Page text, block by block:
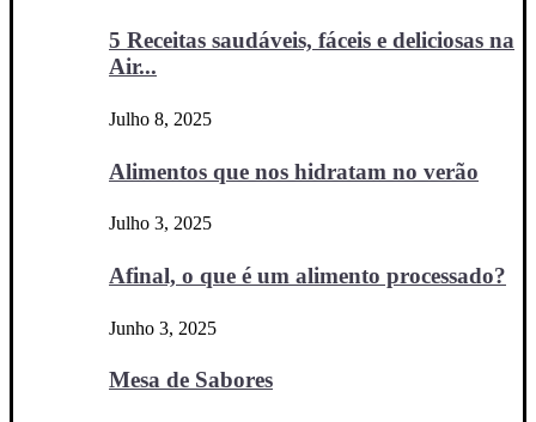
5 Receitas saudáveis, fáceis e deliciosas na
Air...
Julho 8, 2025
Alimentos que nos hidratam no verão
Julho 3, 2025
Afinal, o que é um alimento processado?
Junho 3, 2025
Mesa de Sabores